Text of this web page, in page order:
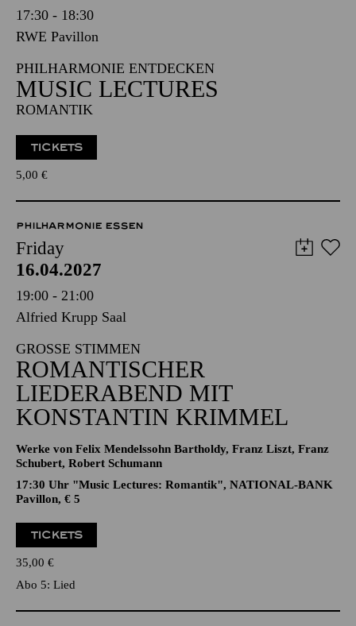
17:30 - 18:30
RWE Pavillon
PHILHARMONIE ENTDECKEN
MUSIC LECTURES
ROMANTIK
TICKETS
5,00 €
PHILHARMONIE ESSEN
Friday
16.04.2027
19:00 - 21:00
Alfried Krupp Saal
GROSSE STIMMEN
ROMANTISCHER
LIEDERABEND MIT
KONSTANTIN KRIMMEL
Werke von Felix Mendelssohn Bartholdy, Franz Liszt, Franz
Schubert, Robert Schumann
17:30 Uhr "Music Lectures: Romantik", NATIONAL-BANK
Pavillon, € 5
TICKETS
35,00 €
Abo 5: Lied